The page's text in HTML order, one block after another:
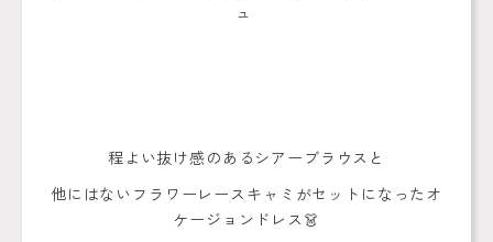
ュ
程よい抜け感のあるシアーブラウスと
他にはないフラワーレースキャミがセットになったオ
ケージョンドレス👗